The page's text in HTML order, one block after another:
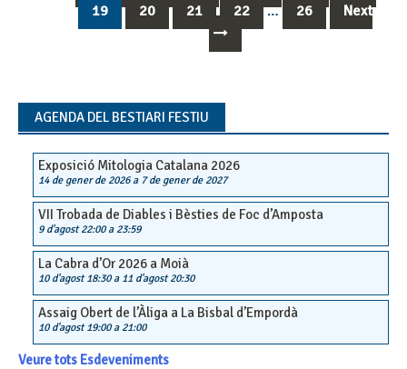
navigation
19
20 21 22 … 26 Next
AGENDA DEL BESTIARI FESTIU
Exposició Mitologia Catalana 2026
14 de gener de 2026a 7 de gener de 2027
VII Trobada de Diables i Bèsties de Foc d’Amposta
9 d'agost 22:00a 23:59
La Cabra d’Or 2026 a Moià
10 d'agost 18:30a 11 d'agost 20:30
Assaig Obert de l’Àliga a La Bisbal d’Empordà
10 d'agost 19:00a 21:00
Veure tots Esdeveniments